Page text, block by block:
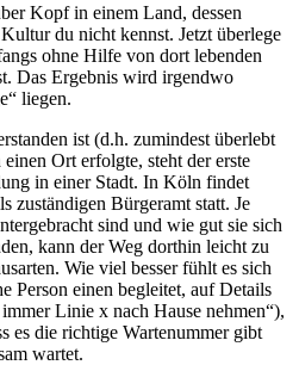
Kopf in einem Land, dessen
du nicht kennst. Jetzt überlege
ohne Hilfe von dort lebenden
Das Ergebnis wird irgendwo
liegen.
ist (d.h. zumindest überlebt
Ort erfolgte, steht der erste
in einer Stadt. In Köln findet
zuständigen Bürgeramt statt. Je
sind und wie gut sie sich
kann der Weg dorthin leicht zu
Wie viel besser fühlt es sich
Person einen begleitet, auf Details
Linie x nach Hause nehmen“),
es die richtige Wartenummer gibt
wartet.